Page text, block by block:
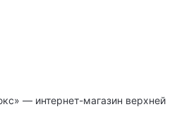
— интернет-магазин верхней